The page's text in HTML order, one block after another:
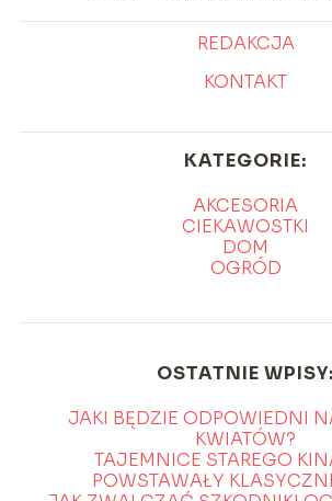
REDAKCJA
KONTAKT
KATEGORIE:
AKCESORIA
CIEKAWOSTKI
DOM
OGRÓD
OSTATNIE WPISY:
JAKI BĘDZIE ODPOWIEDNI
KWIATÓW?
TAJEMNICE STAREGO
POWSTAWAŁY